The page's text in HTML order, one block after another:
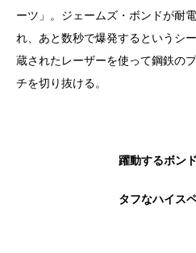
ーツ」。ジェームズ・ボンドが耐
れ、あと数秒で爆発するというシ
蔵されたレーザーを使って鋼鉄の
チを切り抜ける。
躍動するボン
タフなハイス